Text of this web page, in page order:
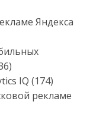
Яндекса
IQ (174)
рекламе